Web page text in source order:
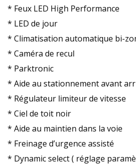
* Feux LED High Performance
* LED de jour
* Climatisation automatique bi-
* Caméra de recul
* Parktronic
* Aide au stationnement avant
* Régulateur limiteur de vitesse
* Ciel de toit noir
* Aide au maintien dans la voie
* Freinage d’urgence assisté
* Dynamic select ( réglage